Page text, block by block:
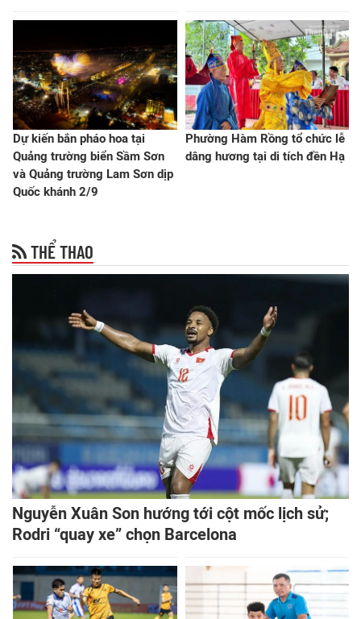
Dự kiến bắn pháo hoa tại
Quảng trường biển Sầm Sơn
và Quảng trường Lam Sơn dịp
Quốc khánh 2/9
Phường Hàm Rồng tổ chức lễ
dâng hương tại di tích đền Hạ
THỂ THAO
Nguyễn Xuân Son hướng tới cột mốc lịch sử;
Rodri “quay xe” chọn Barcelona